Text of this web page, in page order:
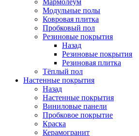
Мармолеум
Модульные полы
Ковровая плитка
Пробковый пол
Резиновые покрытия
Назад
Резиновые покрытия
Резиновая плитка
Тёплый пол
Настенные покрытия
Назад
Настенные покрытия
Виниловые панели
Пробковое покрытие
Краска
Керамогранит